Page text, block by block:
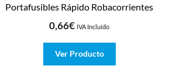
Portafusibles Rápido Robacorrientes
0,66€ IVA Incluído
Ver Producto